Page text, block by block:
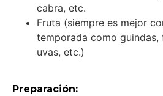
cabra, etc.
Fruta (siempre es mejor
temporada como guindas,
uvas, etc.)
Preparación: